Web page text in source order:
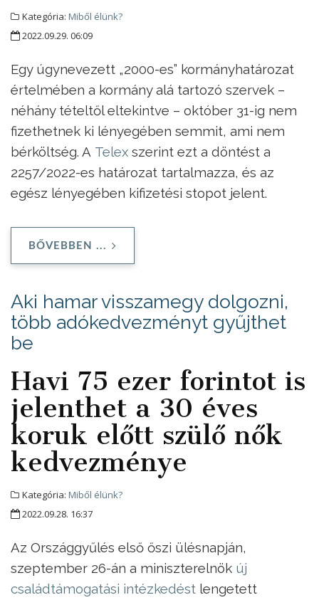
Kategória: Miből élünk?
2022.09.29. 06:09
Egy úgynevezett „2000-es” kormányhatározat
értelmében a kormány alá tartozó szervek –
néhány tételtől eltekintve – október 31-ig nem
fizethetnek ki lényegében semmit, ami nem
bérköltség. A Telex szerint ezt a döntést a
2257/2022-es határozat tartalmazza, és az
egész lényegében kifizetési stopot jelent.
BŐVEBBEN ...
Aki hamar visszamegy dolgozni,
több adókedvezményt gyűjthet
be
Havi 75 ezer forintot is
jelenthet a 30 éves
koruk előtt szülő nők
kedvezménye
Kategória: Miből élünk?
2022.09.28. 16:37
Az Országgyűlés első őszi ülésnapján,
szeptember 26-án a miniszterelnök új
családtámogatási intézkedést lengetett